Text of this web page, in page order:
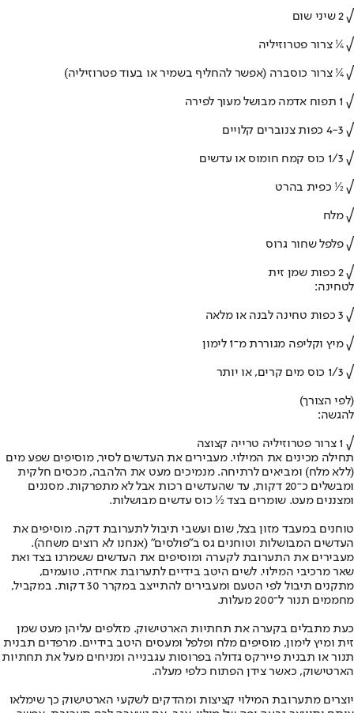
√ 2 שיני שום
√ ¼ צרור פטרוזיליה
√ ¼ צרור כוסברה (אפשר להחליף בשמיר או בעוד פטרוזיליה)
√ 1 תפוח אדמה מבושל מעוך לפירה
√ 4-3 כפות צנוברים קלויים
√ 1/3 כוס קמח חומוס או עדשים
√ ½ כפית בהרט
√ מלח
√ פלפל שחור גרוס
√ 2 כפות שמן זית
לטחינה:
√ 3 כפות טחינה לבנה או מלאה
√ מיץ וקליפה מגוררת מ־1 לימון
√ 1/3 כוס מים קרים, או יותר
(לפי הצורך)
להגשה:
√ 1 צרור פטרוזיליה טרייה קצוצה
תחילה מכינים את המילוי. מעבירים את העדשים לסיר, מוסיפים שפע מים
(ללא מלח) ומביאים לרתיחה. מנמיכים מעט את הלהבה, מכסים חלקית
ומבשלים כ־20 דקות, עד שהעדשים רכות אבל לא מתפרקות. מסננים
ומצננים מעט. שומרים בצד ½ כוס עדשים מבושלות.
טוחנים במעבד מזון בצל, שום ועשבי תיבול לתערובת דקה. מוסיפים את
העדשים המבושלות וטוחנים גס ב"פולסים" (אנחנו לא רוצים משחה).
מעבירים את התערובת לקערה ומוסיפים את העדשים ששמרנו בצד ואת
שאר מרכיבי המילוי. לשים היטב בידיים לתערובת אחידה, טועמים,
מתקנים תיבול לפי הטעם ומעבירים להתייצב במקרר 30 דקות. במקביל,
מחממים תנור ל־200 מעלות.
כעת מתבלים בקערה את תחתיות הארטישוק. מזלפים עליהן מעט שמן
זית ומיץ לימון, מוסיפים מלח ופלפל ומעסים היטב בידיים. מרפדים תבנית
תנור או תבנית פיירקס גדולה בפרוסות עגבנייה ומניחים מעל את תחתיות
הארטישוק, כאשר צידן הפתוח כלפי מעלה.
יוצרים מתערובת המילוי קציצות ומהדקים לשקעי הארטישוק כך שימלאו